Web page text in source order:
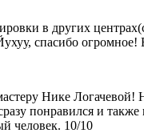
в других
спасибо
Нике
понравился и
человек. 10/10